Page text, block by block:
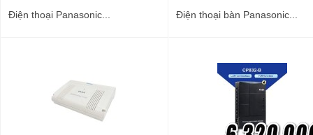
Điện thoại Panasonic... Điện thoại bàn Panasonic...